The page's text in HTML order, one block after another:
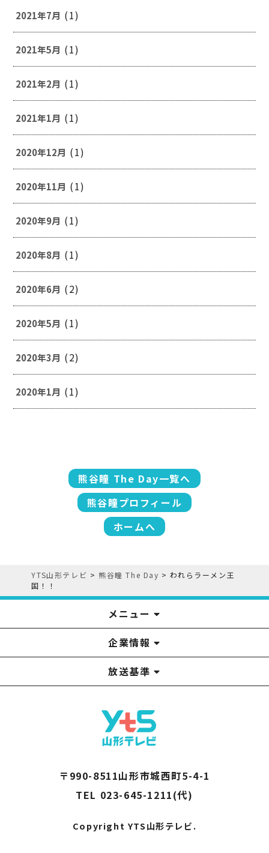
2021年7月 (1)
2021年5月 (1)
2021年2月 (1)
2021年1月 (1)
2020年12月 (1)
2020年11月 (1)
2020年9月 (1)
2020年8月 (1)
2020年6月 (2)
2020年5月 (1)
2020年3月 (2)
2020年1月 (1)
熊谷瞳 The Day一覧へ
熊谷瞳プロフィール
ホームへ
YTS山形テレビ >熊谷瞳 The Day >われらラーメン王
国！！
メニュー
YTSニュース
番組
アナウンサー
プレゼント
イベント
みるるん星人
YTS見学ツアー
番組表
お問い合わせ
企業情報
企業情報
役員構成
YTS山形テレビ SDGs 宣言
採用情報
山形テレビ人権方針
山形テレビ国民保護業務計画提出文
個人情報基本方針
情報セキュリティ基本方針
視聴データの取扱いについて
系列局一覧
中継局一覧
放送基準
〒990-8511山形市城西町5-4-1
TEL 023-645-1211(代)
Copyright YTS山形テレビ.